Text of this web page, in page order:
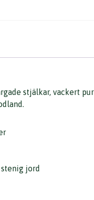
stjälkar, vackert
jord